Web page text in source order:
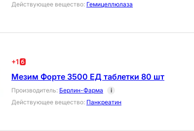
Действующее вещество: Гемицеллюлаза
+1
Мезим Форте 3500 ЕД таблетки 80 шт
Производитель: Берлин-Фарма
i
Действующее вещество: Панкреатин